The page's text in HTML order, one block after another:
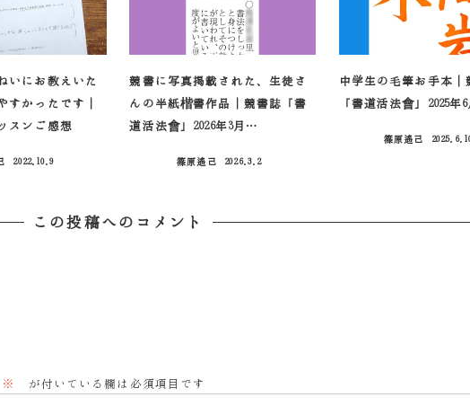
いにお教えいた
すかったです｜
スンご感想
2022.10.9
競書に写真掲載された、生徒さ
んの半紙楷書作品｜競書誌「書
道活法會」2026年3月…
篠原遙己
2026.3.2
中学生の毛筆お手本｜
「書道活法會」2025年
篠原遙己
この投稿へのコメント
※ が付いている欄は必須項目です